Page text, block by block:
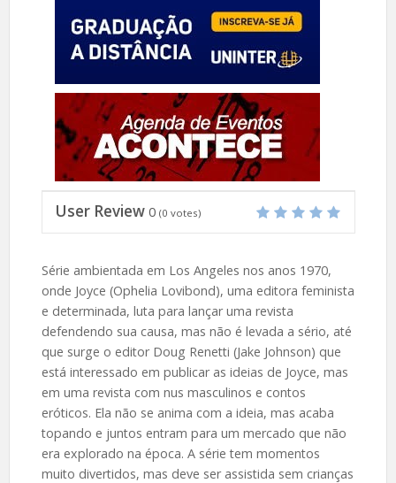
User Review 0 (0 votes)
Série ambientada em Los Angeles nos anos 1970,
onde Joyce (Ophelia Lovibond), uma editora feminista
e determinada, luta para lançar uma revista
defendendo sua causa, mas não é levada a sério, até
que surge o editor Doug Renetti (Jake Johnson) que
está interessado em publicar as ideias de Joyce, mas
em uma revista com nus masculinos e contos
eróticos. Ela não se anima com a ideia, mas acaba
topando e juntos entram para um mercado que não
era explorado na época. A série tem momentos
muito divertidos, mas deve ser assistida sem crianças